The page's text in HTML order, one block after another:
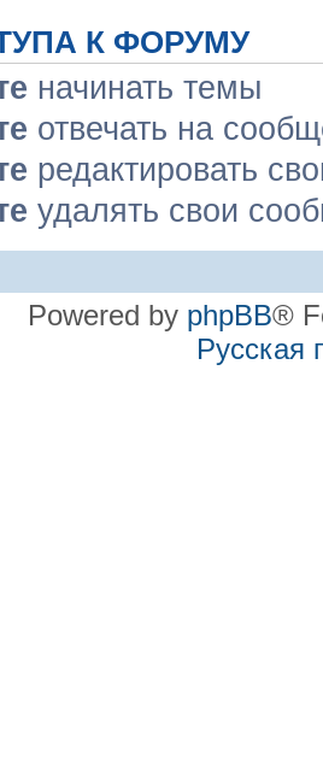
К ФОРУМУ
начинать темы
отвечать на
редактировать
удалять свои
Powered by phpBB®
Русская